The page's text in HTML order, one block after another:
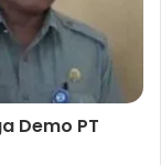
Demo PT